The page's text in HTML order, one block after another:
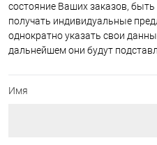
состояние Ваших заказов, быть
получать индивидуальные
однократно указать свои
дальнейшем они будут
Имя